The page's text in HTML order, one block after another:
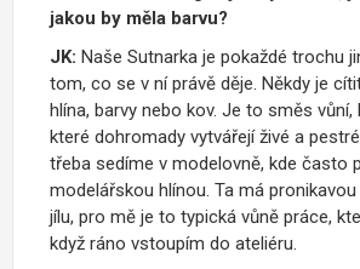
jakou by měla barvu?
JK: Naše Sutnarka je pokaždé trochu
tom, co se v ní právě děje. Někdy je
hlína, barvy nebo kov. Je to směs vůní,
které dohromady vytvářejí živé a
třeba sedíme v modelovně, kde často
modelářskou hlínou. Ta má
jílu, pro mě je to typická vůně práce,
když ráno vstoupím do ateliéru.